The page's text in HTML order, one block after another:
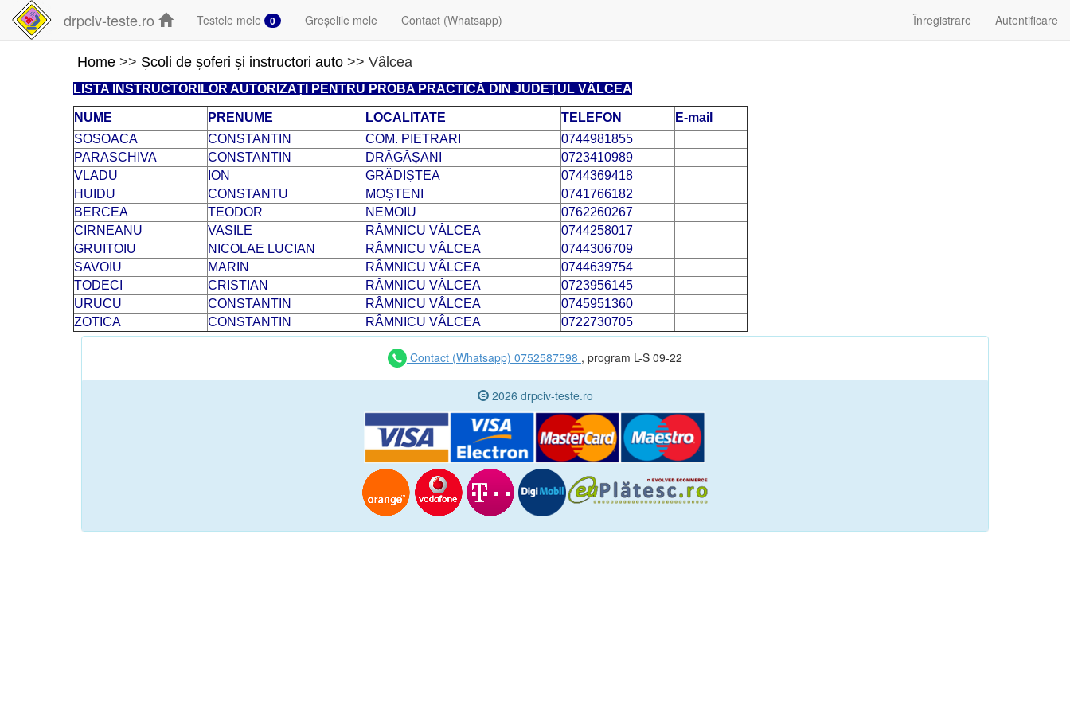
drpciv-teste.ro Testele mele 0 Greșelile mele Contact (Whatsapp) Înregistrare Autentificare
Home >> Școli de șoferi și instructori auto >> Vâlcea
LISTA INSTRUCTORILOR AUTORIZAȚI PENTRU PROBA PRACTICĂ DIN JUDEȚUL VÂLCEA
NUME PRENUME LOCALITATE TELEFON
E-mail
SOSOACA
CONSTANTIN COM. PIETRARI
0744981855
PARASCHIVA
CONSTANTIN DRĂGĂȘANI
0723410989
VLADU
ION GRĂDIȘTEA
0744369418
HUIDU
CONSTANTU MOȘTENI
0741766182
BERCEA
TEODOR NEMOIU
0762260267
CIRNEANU
VASILE RÂMNICU VÂLCEA
0744258017
GRUITOIU
NICOLAE LUCIAN RÂMNICU VÂLCEA
0744306709
SAVOIU
MARIN RÂMNICU VÂLCEA
0744639754
TODECI
CRISTIAN RÂMNICU VÂLCEA
0723956145
URUCU
CONSTANTIN RÂMNICU VÂLCEA
0745951360
ZOTICA
CONSTANTIN RÂMNICU VÂLCEA 0722730705
Contact (Whatsapp) 0752587598 , program L-S 09-22
2026 drpciv-teste.ro